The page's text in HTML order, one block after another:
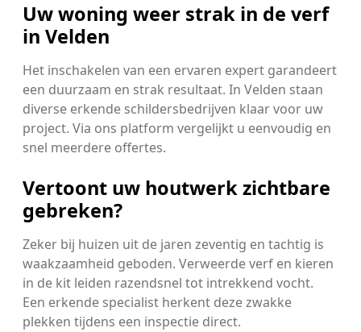
Uw woning weer strak in de verf
in Velden
Het inschakelen van een ervaren expert garandeert
een duurzaam en strak resultaat. In Velden staan
diverse erkende schildersbedrijven klaar voor uw
project. Via ons platform vergelijkt u eenvoudig en
snel meerdere offertes.
Vertoont uw houtwerk zichtbare
gebreken?
Zeker bij huizen uit de jaren zeventig en tachtig is
waakzaamheid geboden. Verweerde verf en kieren
in de kit leiden razendsnel tot intrekkend vocht.
Een erkende specialist herkent deze zwakke
plekken tijdens een inspectie direct.